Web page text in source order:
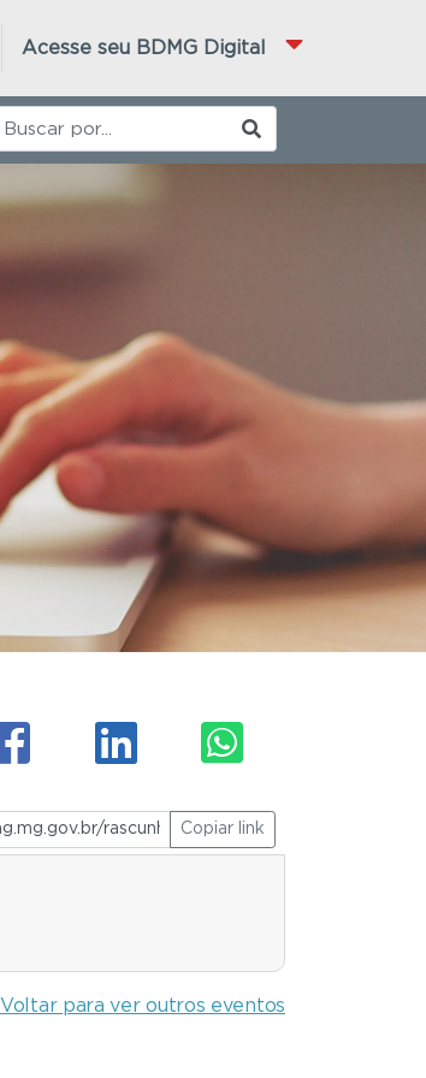
Acesse seu BDMG Digital
Copiar link
Voltar para ver outros eventos